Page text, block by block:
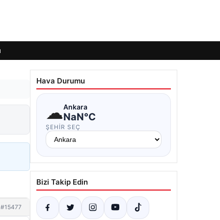
#15477
Hava Durumu
☁Ankara
NaN°C
ŞEHIR SEÇ
Bizi Takip Edin